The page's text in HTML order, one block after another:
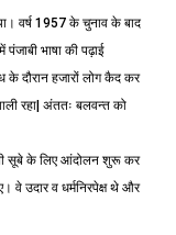
वर्ष 1957 के चुनाव के बाद
पंजाबी भाषा की पढ़ाई
के दौरान हजारों लोग कैद कर
रहा| अंततः बलवन्त को
सूबे के लिए आंदोलन शुरू कर
वे उदार व धर्मनिरपेक्ष थे और